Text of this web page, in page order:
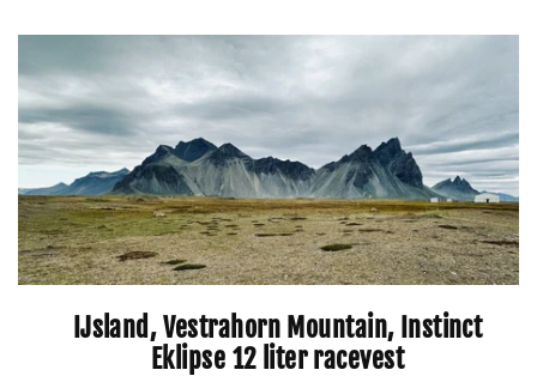
IJsland, Vestrahorn Mountain, Instinct
Eklipse 12 liter racevest